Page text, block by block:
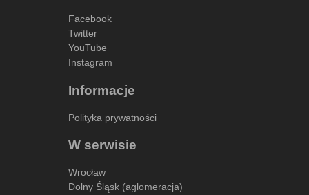
Facebook
Twitter
YouTube
Instagram
Informacje
Polityka prywatności
W serwisie
Wrocław
Dolny Śląsk (aglomeracja)